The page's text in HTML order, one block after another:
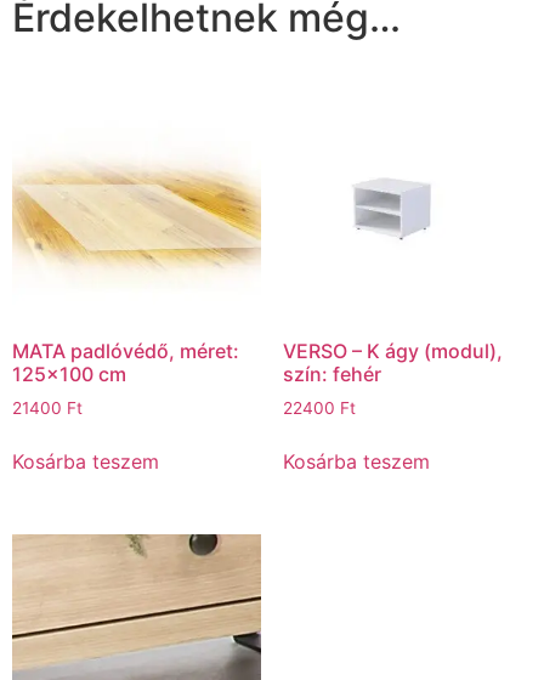
Érdekelhetnek még…
MATA padlóvédő, méret:
125×100 cm
21400 Ft
Kosárba teszem
VERSO – K ágy (modul),
szín: fehér
22400 Ft
Kosárba teszem